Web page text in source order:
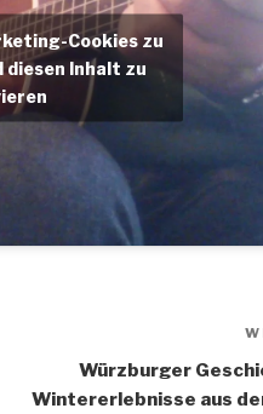
Cookies zu
Inhalt zu
Würzburger
Wintererlebnisse aus